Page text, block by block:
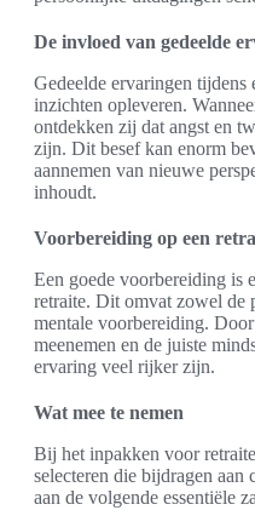
De invloed van gedeelde
Gedeelde ervaringen
inzichten opleveren.
ontdekken zij dat angst en
zijn. Dit besef kan enorm
aannemen van nieuwe
inhoudt.
Voorbereiding op een
Een goede voorbereiding is
retraite. Dit omvat zowel de
mentale voorbereiding.
meenemen en de juiste
ervaring veel rijker zijn.
Wat mee te nemen
Bij het inpakken voor
selecteren die bijdragen
aan de volgende essentiële